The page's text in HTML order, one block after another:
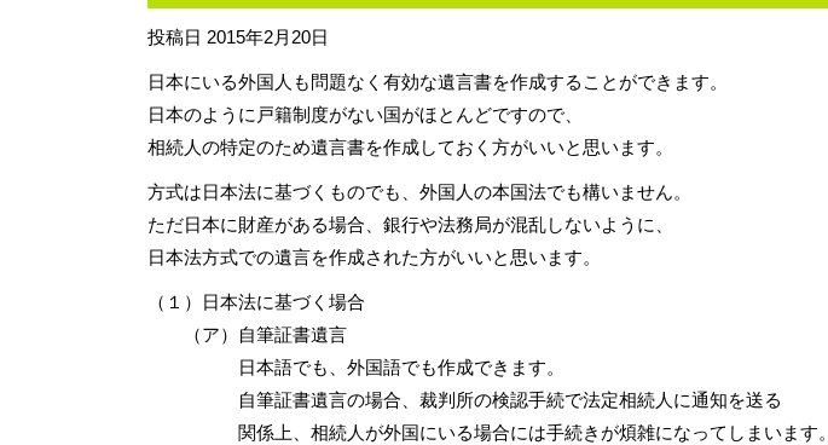
投稿日 2015年2月20日
日本にいる外国人も問題なく有効な遺言書を作成することができます。
日本のように戸籍制度がない国がほとんどですので、
相続人の特定のため遺言書を作成しておく方がいいと思います。
方式は日本法に基づくものでも、外国人の本国法でも構いません。
ただ日本に財産がある場合、銀行や法務局が混乱しないように、
日本法方式での遺言を作成された方がいいと思います。
（１）日本法に基づく場合
（ア）自筆証書遺言
日本語でも、外国語でも作成できます。
自筆証書遺言の場合、裁判所の検認手続で法定相続人に通知を送る
関係上、相続人が外国にいる場合には手続きが煩雑になってしまいます。